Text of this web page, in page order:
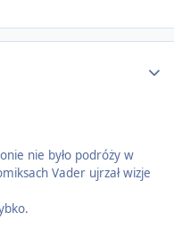
nie było podróży w
Vader ujrzał wizje